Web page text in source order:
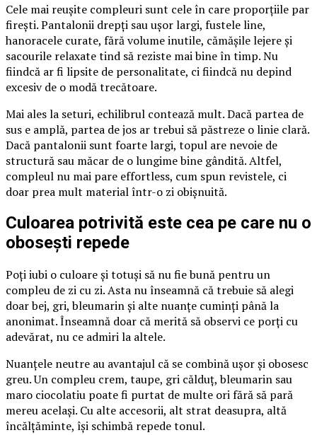
Cele mai reușite compleuri sunt cele în care proporțiile par
firești. Pantalonii drepți sau ușor largi, fustele line,
hanoracele curate, fără volume inutile, cămășile lejere și
sacourile relaxate tind să reziste mai bine în timp. Nu
fiindcă ar fi lipsite de personalitate, ci fiindcă nu depind
excesiv de o modă trecătoare.
Mai ales la seturi, echilibrul contează mult. Dacă partea de
sus e amplă, partea de jos ar trebui să păstreze o linie clară.
Dacă pantalonii sunt foarte largi, topul are nevoie de
structură sau măcar de o lungime bine gândită. Altfel,
compleul nu mai pare effortless, cum spun revistele, ci
doar prea mult material într-o zi obișnuită.
Culoarea potrivită este cea pe care nu o
obosești repede
Poți iubi o culoare și totuși să nu fie bună pentru un
compleu de zi cu zi. Asta nu înseamnă că trebuie să alegi
doar bej, gri, bleumarin și alte nuanțe cuminți până la
anonimat. Înseamnă doar că merită să observi ce porți cu
adevărat, nu ce admiri la altele.
Nuanțele neutre au avantajul că se combină ușor și obosesc
greu. Un compleu crem, taupe, gri călduț, bleumarin sau
maro ciocolatiu poate fi purtat de multe ori fără să pară
mereu același. Cu alte accesorii, alt strat deasupra, altă
încălțăminte, își schimbă repede tonul.